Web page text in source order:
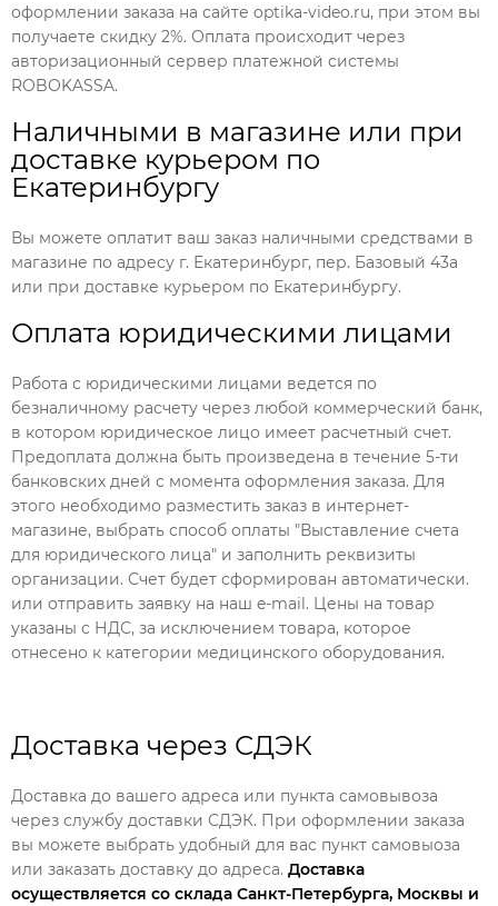
оформлении заказа на сайте optika-video.ru, при этом вы
получаете скидку 2%. Оплата происходит через
авторизационный сервер платежной системы
ROBOKASSA.
Наличными в магазине или при
доставке курьером по
Екатеринбургу
Вы можете оплатит ваш заказ наличными средствами в
магазине по адресу г. Екатеринбург, пер. Базовый 43а
или при доставке курьером по Екатеринбургу.
Оплата юридическими лицами
Работа с юридическими лицами ведется по
безналичному расчету через любой коммерческий банк,
в котором юридическое лицо имеет расчетный счет.
Предоплата должна быть произведена в течение 5-ти
банковских дней с момента оформления заказа. Для
этого необходимо разместить заказ в интернет-
магазине, выбрать способ оплаты "Выставление счета
для юридического лица" и заполнить реквизиты
организации. Счет будет сформирован автоматически.
или отправить заявку на наш e-mail. Цены на товар
указаны с НДС, за исключением товара, которое
отнесено к категории медицинского оборудования.
Доставка через СДЭК
Доставка до вашего адреса или пункта самовывоза
через службу доставки СДЭК. При оформлении заказа
вы можете выбрать удобный для вас пункт самовыоза
или заказать доставку до адреса. Доставка
осуществляется со склада Санкт-Петербурга, Москвы и